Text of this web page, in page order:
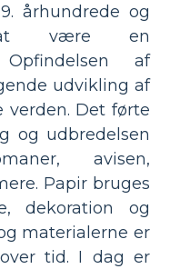
århundrede og
være en
Opfindelsen af
udvikling af
Det førte
og udbredelsen
avisen,
Papir bruges
dekoration og
materialerne er
tid. I dag er